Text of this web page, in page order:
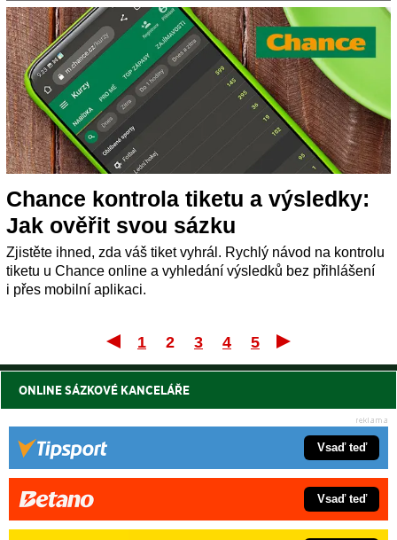
Chance kontrola tiketu a výsledky:
Jak ověřit svou sázku
Zjistěte ihned, zda váš tiket vyhrál. Rychlý návod na kontrolu
tiketu u Chance online a vyhledání výsledků bez přihlášení
i přes mobilní aplikaci.
První
1 2 3 4 5
ONLINE SÁZKOVÉ KANCELÁŘE
Vsaď teď
Vsaď teď